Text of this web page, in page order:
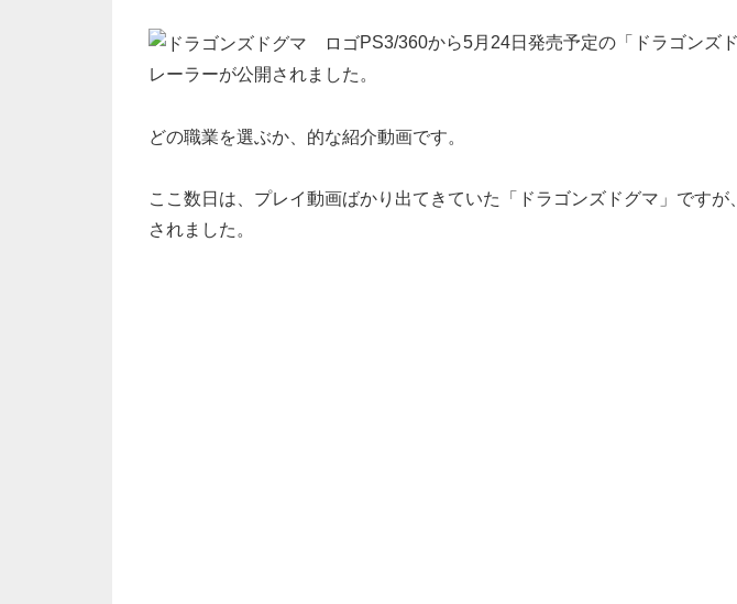
PS3/360から5月24日発売予定の「ドラゴンズ
レーラーが公開されました。
どの職業を選ぶか、的な紹介動画です。
ここ数日は、プレイ動画ばかり出てきていた「ドラゴンズドグマ」です
されました。